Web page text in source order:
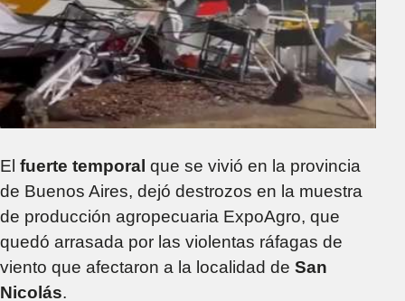
El fuerte temporal que se vivió en la provincia
de Buenos Aires, dejó destrozos en la muestra
de producción agropecuaria ExpoAgro, que
quedó arrasada por las violentas ráfagas de
viento que afectaron a la localidad de San
Nicolás.